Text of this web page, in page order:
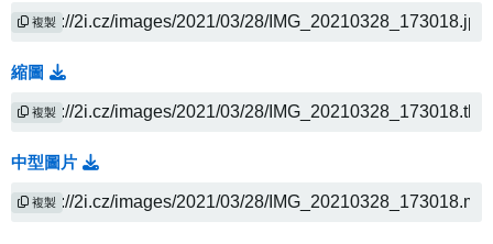
複製
縮圖
複製
中型圖片
複製